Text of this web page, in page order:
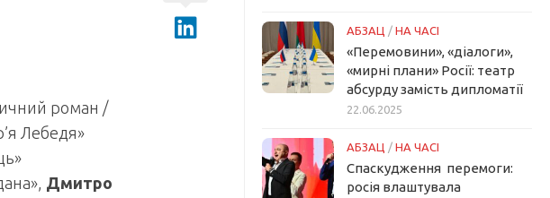
роман /
Лебедя»
Дмитро
АБЗАЦ / НА ЧАСІ
«Перемовини», «діалоги»,
«мирні плани» Росії: театр
абсурду замість дипломатії
22.06.2025
АБЗАЦ / НА ЧАСІ
Спаскудження перемоги:
росія влаштувала